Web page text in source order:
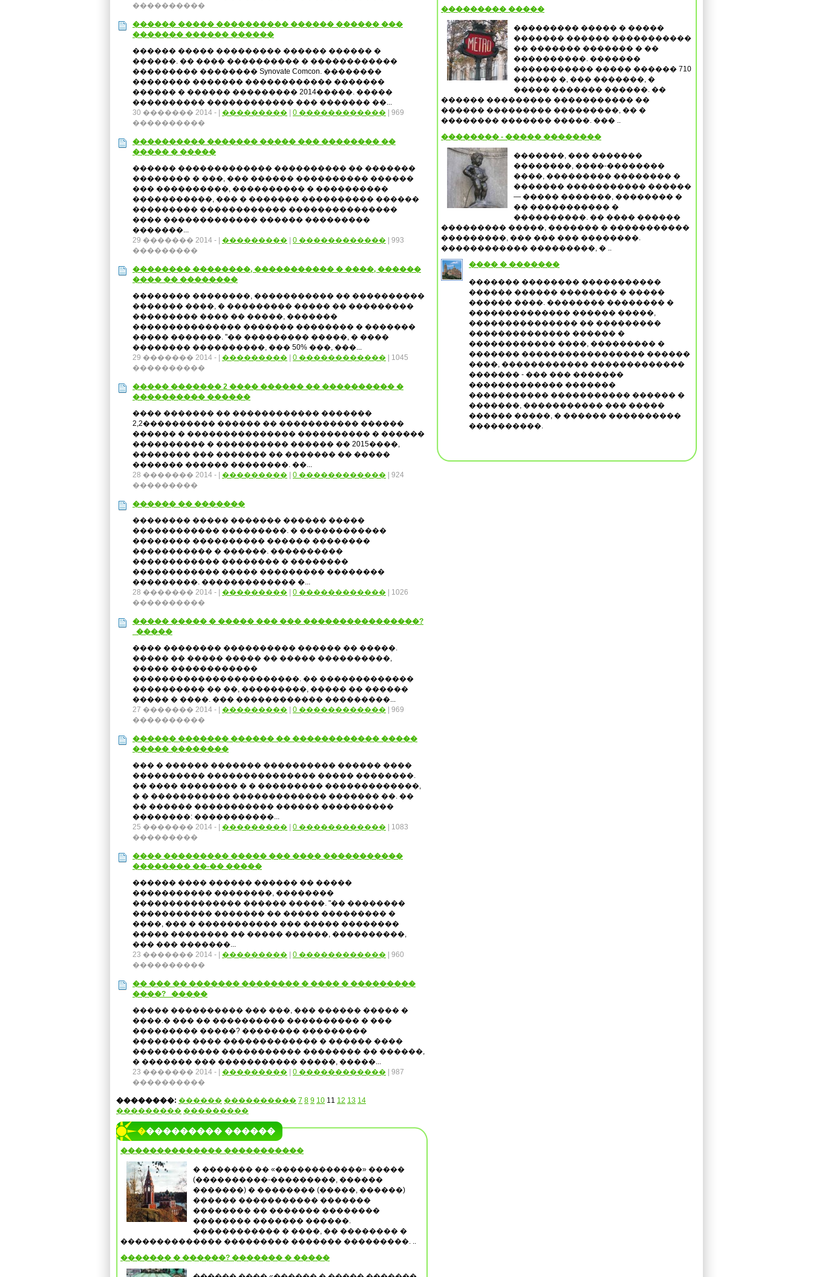
����������
������ ����� ���������� ������ ������ ���
������� ������ ������
������ ����� ��������� ������ ������ �
������. �� ���� ���������� � ������������
��������� �������� Synovate Comcon. ��������
�������� ������� ������������ �������
������ � ������ ��������� 2014�����. �����
���������� ������������ ��� ������� ��...
30 ������� 2014 -
��������� 0 ������������ | 969
����������
���������� ������� ����� ��� �������� ��
����� � �����
������ ������������� ���������� �� �������
�������� � ���, ��� ������ ���������� ������
��� ����������, ���������� � ����������
�����������, ��� � ������� ���������� ������
��������� ������������ ���������������
���� ������������� ������ ���������
�������...
29 ������� 2014 -
��������� 0 ������������ | 993
���������
�������� ��������, ����������� � ����, ������
���� �� ��������
�������� ��������, ����������� �� ����������
������� ����, � ��������� ����� �� ���������
��������� ���� �� �����, �������
��������������� ������� �������� � �������
����� �������. "�� ��������� �����, � ����
�������� ����������, ��� 50% ���, ���...
29 ������� 2014 -
��������� 0 ������������ | 1045
����������
����� ������� 2 ���� ������ �� ���������� �
���������� ������
���� ������� �� ������������ �������
2,2���������� ������ �� ����������� ������
������ � ��������������� ���������� � ������
���������� � ���������� ������ �� 2015����,
�������� ��� ������� �� ������� �� �����
������� ������ ��������. ��...
28 ������� 2014 -
��������� 0 ������������ | 924
���������
������ �� �������
�������� ����� ������� ������ �����
������������ ���������. � ������������
�������� ���������� ������ ��������
����������� � ������. ����������
������������ �������� � ��������
������������ ����� ��������� ��������
���������. ������������� �...
28 ������� 2014 -
��������� 0 ������������ | 1026
����������
����� ����� � ����� ��� ��� ����������������?
�����
���� �������� ���������� ������ �� �����.
����� �� ����� ����� �� ����� ����������,
����� ������������
�����������������������. �� �������������
���������� �� ��, ���������, ����� �� ������
����� � ����. ��� ������������ ���������...
27 ������� 2014 -
��������� 0 ������������ | 969
����������
������ ������� ������ �� ������������ �����
����� ��������
��� � ������ ������� ���������� ������ ����
���������� ��������������� ����� ��������.
�� ���� �������� � � ��������� �������������,
� � ����������� ������������� ������� ��. ��
�� ������ ����������� ������ ����������
��������: �����������...
25 ������� 2014 -
��������� 0 ������������ | 1083
���������
���� ��������� ����� ��� ���� �����������
�������� ��-�� �����
������ ���� ������ ������ �� �����
����������� ��������, ��������
��������������� ������ �����. "�� ��������
����������� ������� �� ����� ��������� �
����, ��� � ����������� ��� ����� ��������
����� �������� �� ����� ������, ����������,
��� ��� �������...
23 ������� 2014 -
��������� 0 ������������ | 960
����������
�� ��� �� ������� �������� � ���� � ���������
����? �����
����� ���������� ��� ���, ��� ������ ����� �
����.� ��� �� ���������� ���������� � ���
��������� �����? �������� ���������
�������� ���� ������������� � ������ ����
������������ ����������� �������� �� ������,
� ������� ��� ����������� �����, �����...
23 ������� 2014 -
��������� 0 ������������ | 987
����������
��������: ������ ���������� 7 8 9 10 11 12 13 14
��������� ���������
���������� ������
�������������� �����������
� ������� �� «������������» �����
(����������-���������, ������
�������) � �������� (�����, ������)
������ ����������� �������
�������� �� ������� ��������
�������� ������� ������.
������������ � ����, �� �������� �
�������������� ��������� ������� ���������. ..
������� � ������? ������� � �����
��������� �����
��������� ����� � �����
������� ������ �����������
�� ������� ������� � ��
����������. �������
����������� ����� ������ 710
������ �, ��� �������, �
����� ������� ������. ��
������ ��������� ����������� ��
������ ��������� ���������, �� �
�������� ������� �����. ��� ..
�������� - ����� ��������
�������, ��� �������
��������, ����-��������
����, ��������� �������� �
������� ����������� ������
— ����� �������, �������� �
�� ����������� �
����������. �� ���� ������
��������� �����, ������� � �����������
���������, ��� ��� ��� ��������.
������������ ���������, � ..
���� � �������
������� �������� �����������
������ ������ �������� � �����
������ ����. �������� �������� �
�������������� ������ �����,
��������������� �� ���������
�������������� ������ �
������������ ����, ��������� �
������� ����������������� ������
����, ������������ �������������
������� - ��� ��� �������
������������� �������
����������� ����������� ������ �
�������, ����������� ��� �����
������ �����, � ������ ����������
����������.